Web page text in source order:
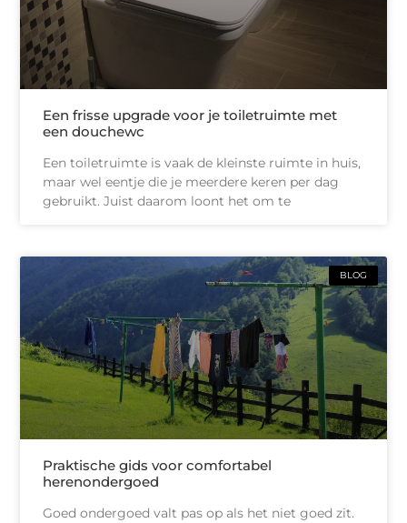
Een frisse upgrade voor je toiletruimte met
een douchewc
Een toiletruimte is vaak de kleinste ruimte in huis,
maar wel eentje die je meerdere keren per dag
gebruikt. Juist daarom loont het om te
BLOG
Praktische gids voor comfortabel
herenondergoed
Goed ondergoed valt pas op als het niet goed zit.